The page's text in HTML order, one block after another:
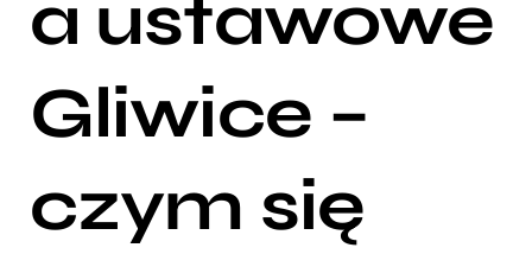
a ustawowe
Gliwice –
czym się